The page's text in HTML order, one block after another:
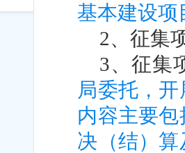
基本建设项
2、征集
3、征集
局委托，
内容主要
决（结）